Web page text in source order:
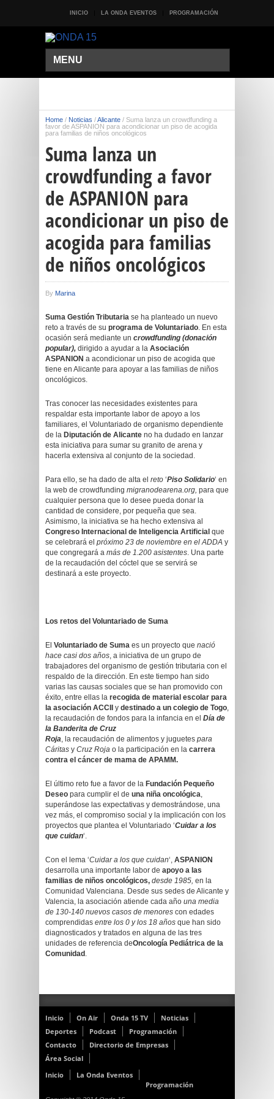
INICIO LA ONDA EVENTOS PROGRAMACIÓN
MENU
Home / Noticias /Alicante / Suma lanza un crowdfunding a
favor de ASPANION para acondicionar un piso de acogida
para familias de niños oncológicos
Suma lanza un
crowdfunding a favor
de ASPANION para
acondicionar un piso de
acogida para familias
de niños oncológicos
By Marina
Suma Gestión Tributaria se ha planteado un nuevo
reto a través de su programa de Voluntariado. En esta
ocasión será mediante un crowdfunding (donación
popular), dirigido a ayudar a la Asociación
ASPANION a acondicionar un piso de acogida que
tiene en Alicante para apoyar a las familias de niños
oncológicos.
Tras conocer las necesidades existentes para
respaldar esta importante labor de apoyo a los
familiares, el Voluntariado de organismo dependiente
de la Diputación de Alicante no ha dudado en lanzar
esta iniciativa para sumar su granito de arena y
hacerla extensiva al conjunto de la sociedad.
Para ello, se ha dado de alta el reto ‘Piso Solidario‘ en
la web de crowdfunding migranodearena.org, para que
cualquier persona que lo desee pueda donar la
cantidad de considere, por pequeña que sea.
Asimismo, la iniciativa se ha hecho extensiva al
Congreso Internacional de Inteligencia Artificial que
se celebrará el próximo 23 de noviembre en el ADDA y
que congregará a más de 1.200 asistentes. Una parte
de la recaudación del cóctel que se servirá se
destinará a este proyecto.
Los retos del Voluntariado de Suma
El Voluntariado de Suma es un proyecto que nació
hace casi dos años, a iniciativa de un grupo de
trabajadores del organismo de gestión tributaria con el
respaldo de la dirección. En este tiempo han sido
varias las causas sociales que se han promovido con
éxito, entre ellas la recogida de material escolar para
la asociación ACCII
y destinado a un colegio de Togo,
la recaudación de fondos para la infancia en el Día de
la Banderita de Cruz
Roja, la recaudación de alimentos y juguetes para
Cáritas y Cruz Roja o la participación en la carrera
contra el cáncer de mama de APAMM.
El último reto fue a favor de la Fundación Pequeño
Deseo para cumplir el de una niña oncológica,
superándose las expectativas y demostrándose, una
vez más, el compromiso social y la implicación con los
proyectos que plantea el Voluntariado ‘Cuidar a los
que cuidan‘.
Con el lema ‘Cuidar a los que cuidan‘, ASPANION
desarrolla una importante labor de apoyo a las
familias de niños oncológicos, desde 1985, en la
Comunidad Valenciana. Desde sus sedes de Alicante y
Valencia, la asociación atiende cada año una media
de 130-140 nuevos casos de menores con edades
comprendidas entre los 0 y los 18 años que han sido
diagnosticados y tratados en alguna de las tres
unidades de referencia deOncología Pediátrica de la
Comunidad .
Inicio On Air Onda 15 TV
Noticias
Deportes
Podcast
Programación
Contacto
Directorio de Empresas
Área Social
Inicio
La Onda Eventos
Programación